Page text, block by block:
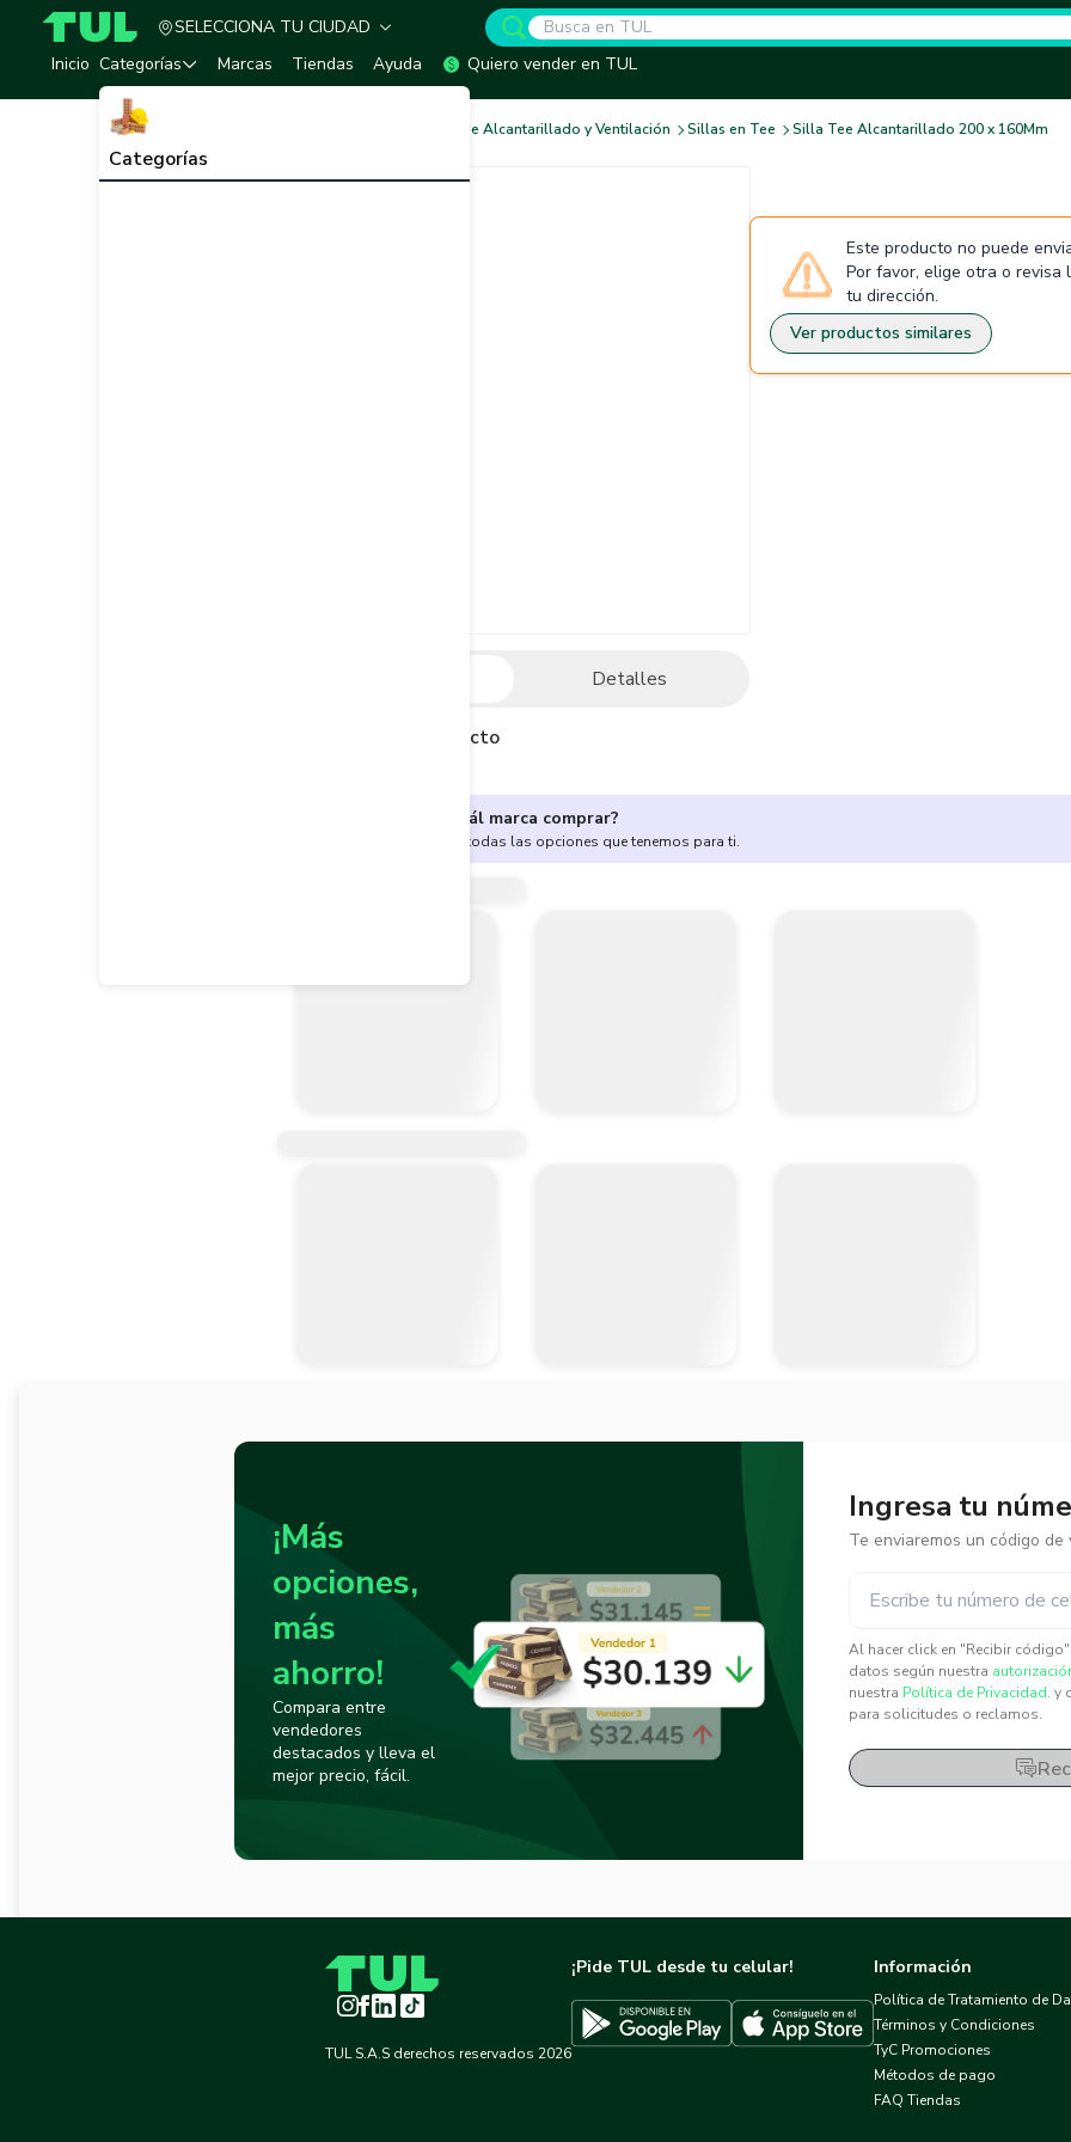
TUL - Tu Marketplace de Construcción
SELECCIONA TU CIUDAD
Inicio Categorías
Categorías
Marcas Tiendas Ayuda Quiero vender en TUL
Redes de Alcantarillado y Ventilación Sillas en Tee Silla Tee Alcantarillado 200 x 160Mm
Detalles
Descripción del producto
Este producto no puede
Por favor, elige otra o revisa
tu dirección.
Ver productos similares
¿No sabes cuál marca comprar?
Encuentra aquí todas las opciones que tenemos para ti.
¡Más
opciones,
más
ahorro!
Compara entre
vendedores
destacados y lleva el
mejor precio, fácil.
Ingresa tu
Te enviaremos un código de
Al hacer click en "Recibir
datos según nuestra
nuestra Política de Privacidad. y
para solicitudes o reclamos.
Instagram
Facebook
LinkedInTikTok
TUL S.A.S derechos reservados 2026
¡Pide TUL desde tu celular!
Descargar TUL en Google PlayDescargar TUL en App Store
Información
Política de Tratamiento de
Términos y Condiciones
TyC Promociones
Métodos de pago
FAQ Tiendas